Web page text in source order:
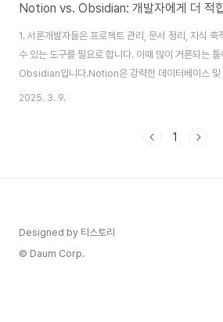
Notion vs. Obsidian: 개발자에게 더 적
1. 서론개발자들은 프로젝트 관리, 문서 정리, 지식 축
수 있는 도구를 필요로 합니다. 이때 많이 거론되는
Obsidian입니다.Notion은 강력한 데이터베이스 및
Obsidian은 로컬 마크다운 파일을 기반으로 한 개인
지만 개발자들이 생산성을 높이는 데 매우 유용합니
2025. 3. 9.
1
Designed by 티스토리
© Daum Corp.